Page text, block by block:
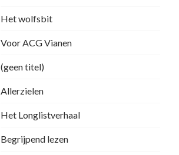
Het wolfsbit
Voor ACG Vianen
(geen titel)
Allerzielen
Het Longlistverhaal
Begrijpend lezen